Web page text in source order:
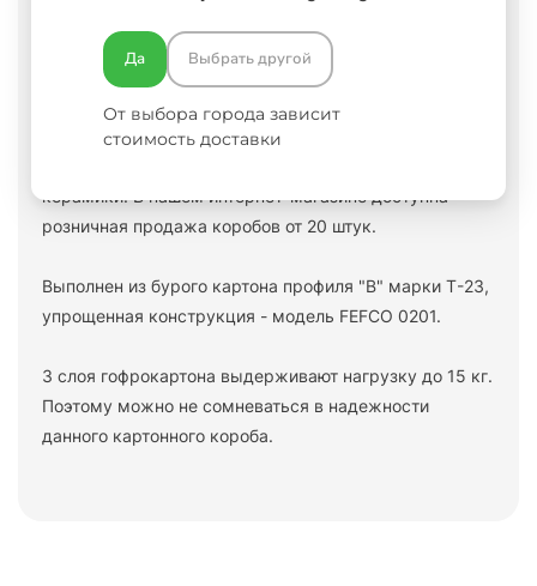
Отзывы
Гофрокороб 4-х клапанный 540X390X520 — лучший
вариант для транспортировки вещей и товаров, даже
керамики. В нашем интернет-магазине доступна
розничная продажа коробов от 20 штук.
Выполнен из бурого картона профиля "В" марки Т-23,
упрощенная конструкция - модель FEFCO 0201.
3 слоя гофрокартона выдерживают нагрузку до 15 кг.
Поэтому можно не сомневаться в надежности
данного картонного короба.
Да Выбрать другой
От выбора города зависит
стоимость доставки